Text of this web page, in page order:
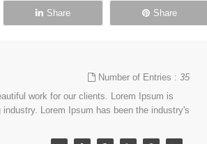
Share Share
Number of Entries :35
work for our clients. Lorem Ipsum is
Lorem Ipsum has been the industry's